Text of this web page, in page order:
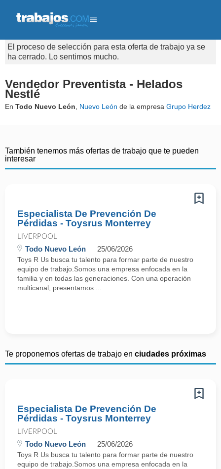
El proceso de selección para esta oferta de trabajo ya se
ha cerrado. Lo sentimos mucho.
Vendedor Preventista - Helados
Nestlé
En Todo Nuevo León Nuevo León de la empresa Grupo Herdez
También tenemos más ofertas de trabajo que te pueden
interesar
Especialista De Prevención De
Pérdidas - Toysrus Monterrey
LIVERPOOL
Todo Nuevo León 25/06/2026
Toys R Us busca tu talento para formar parte de nuestro
equipo de trabajo.Somos una empresa enfocada en la
familia y en todas las generaciones. Con una operación
multicanal, presentamos ...
Te proponemos ofertas de trabajo en ciudades próximas
Especialista De Prevención De
Pérdidas - Toysrus Monterrey
LIVERPOOL
Todo Nuevo León 25/06/2026
Toys R Us busca tu talento para formar parte de nuestro
equipo de trabajo.Somos una empresa enfocada en la